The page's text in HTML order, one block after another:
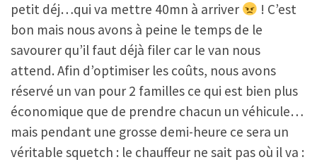
petit déj…qui va mettre 40mn à arriver
! C’est
bon mais nous avons à peine le temps de le
savourer qu’il faut déjà filer car le van nous
attend. Afin d’optimiser les coûts, nous avons
réservé un van pour 2 familles ce qui est bien plus
économique que de prendre chacun un véhicule…
mais pendant une grosse demi-heure ce sera un
véritable squetch : le chauffeur ne sait pas où il va :